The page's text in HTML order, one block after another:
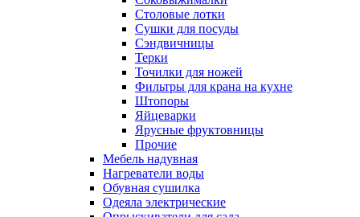
Столовые лотки
Сушки для посуды
Сэндвичницы
Терки
Точилки для ножей
Фильтры для крана на кухне
Штопоры
Яйцеварки
Ярусные фруктовницы
Прочие
Мебель надувная
Нагреватели воды
Обувная сушилка
Одеяла электрические